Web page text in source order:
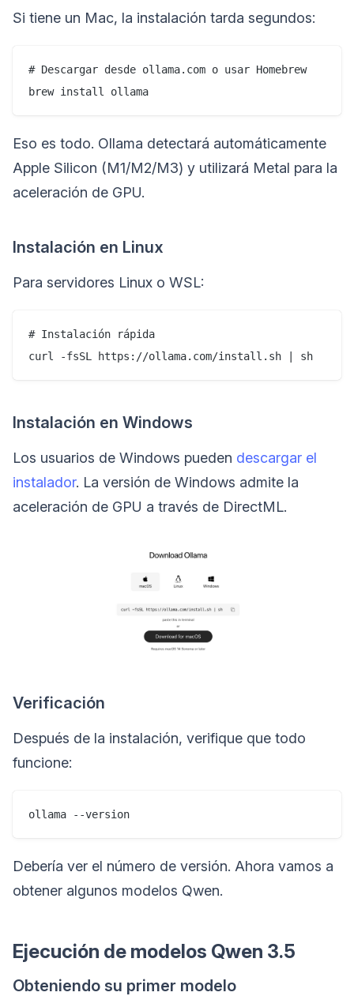
Si tiene un Mac, la instalación tarda segundos:
# Descargar desde ollama.com o usar Homebrew
Eso es todo. Ollama detectará automáticamente
Apple Silicon (M1/M2/M3) y utilizará Metal para la
aceleración de GPU.
Instalación en Linux
Para servidores Linux o WSL:
# Instalación rápida
Instalación en Windows
Los usuarios de Windows pueden descargar el
instalador. La versión de Windows admite la
aceleración de GPU a través de DirectML.
Verificación
Después de la instalación, verifique que todo
funcione:
Debería ver el número de versión. Ahora vamos a
obtener algunos modelos Qwen.
Ejecución de modelos Qwen 3.5
Obteniendo su primer modelo